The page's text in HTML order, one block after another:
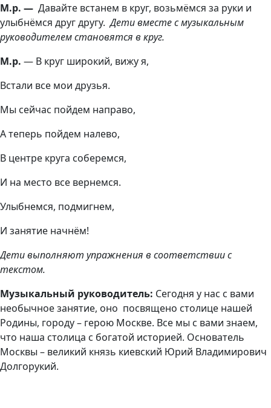
М.р. — Давайте встанем в круг, возьмёмся за руки и
улыбнёмся друг другу.Дети вместе с музыкальным
руководителем становятся в круг.
М.р. — В круг широкий, вижу я,
Встали все мои друзья.
Мы сейчас пойдем направо,
А теперь пойдем налево,
В центре круга соберемся,
И на место все вернемся.
Улыбнемся, подмигнем,
И занятие начнём!
Дети выполняют упражнения в соответствии с
текстом.
Музыкальный руководитель: Сегодня у нас с вами
необычное занятие, оно посвящено столице нашей
Родины, городу – герою Москве. Все мы с вами знаем,
что наша столица с богатой историей. Основатель
Москвы – великий князь киевский Юрий Владимирович
Долгорукий.